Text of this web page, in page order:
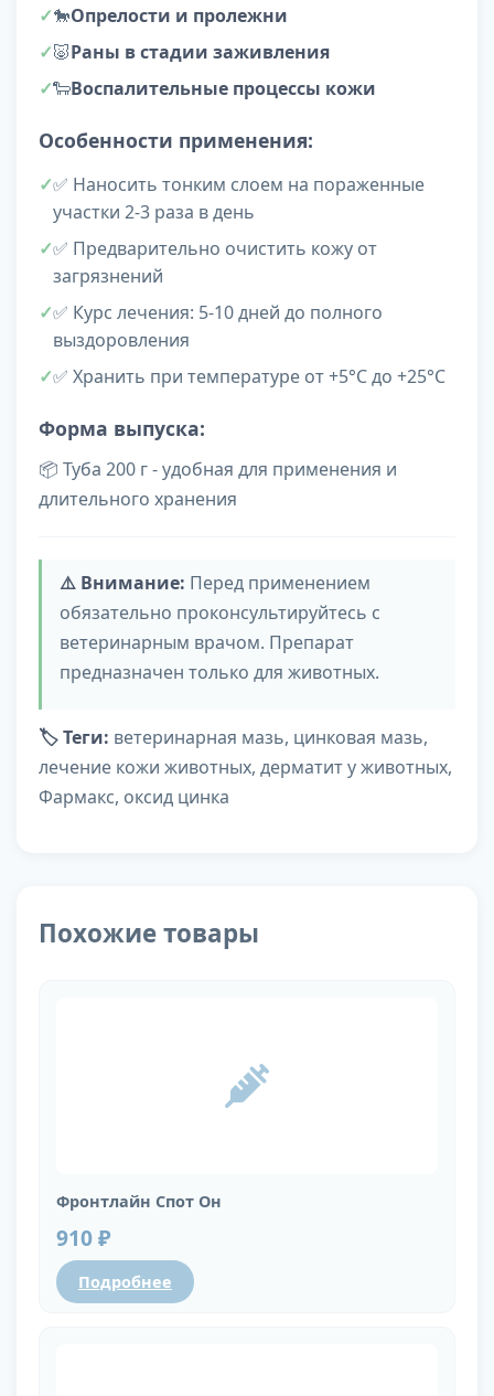
🐎Опрелости и пролежни
🐷Раны в стадии заживления
🐑Воспалительные процессы кожи
Особенности применения:
✅ Наносить тонким слоем на пораженные
участки 2-3 раза в день
✅ Предварительно очистить кожу от
загрязнений
✅ Курс лечения: 5-10 дней до полного
выздоровления
✅ Хранить при температуре от +5°C до +25°C
Форма выпуска:
📦 Туба 200 г - удобная для применения и
длительного хранения
⚠️ Внимание: Перед применением
обязательно проконсультируйтесь с
ветеринарным врачом. Препарат
предназначен только для животных.
🏷️ Теги: ветеринарная мазь, цинковая мазь,
лечение кожи животных, дерматит у животных,
Фармакс, оксид цинка
Похожие товары
Фронтлайн Спот Он
910 ₽
Подробнее